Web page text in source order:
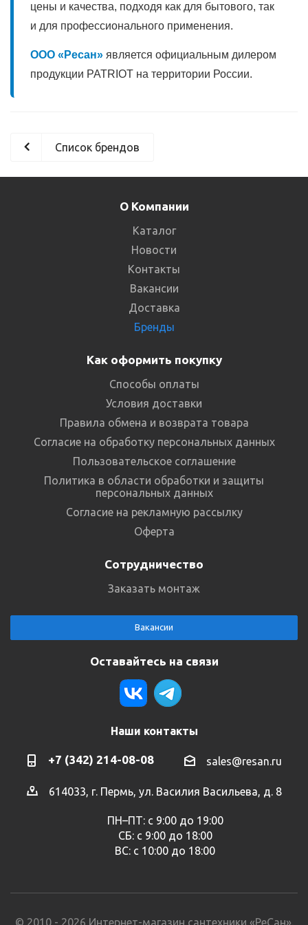
цены и качества, подходя как для бытового, так
и для профессионального применения.
ООО «Ресан» является официальным дилером
продукции PATRIOT на территории России.
Список брендов
О Компании
Каталог
Новости
Контакты
Вакансии
Доставка
Бренды
Как оформить покупку
Способы оплаты
Условия доставки
Правила обмена и возврата товара
Согласие на обработку персональных данных
Пользовательское соглашение
Политика в области обработки и защиты
персональных данных
Согласие на рекламную рассылку
Оферта
Сотрудничество
Заказать монтаж
Вакансии
Оставайтесь на связи
Наши контакты
+7 (342) 214-08-08 sales@resan.ru
614033, г. Пермь, ул. Василия Васильева, д. 8
ПН–ПТ: с 9:00 до 19:00
СБ: с 9:00 до 18:00
ВС: с 10:00 до 18:00
© 2010 - 2026 Интернет-магазин сантехники «РеСан».